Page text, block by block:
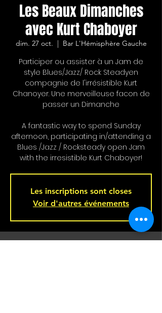
Les Beaux Dimanches
avec Kurt Chaboyer
dim. 27 oct. Bar L'Hémisphère Gauche
Participer ou assister à un Jam de
style Blues/Jazz/ Rock Steadyen
compagnie de l'irrésistible Kurt
Chanoyer. Une merveilleuse facon de
passer un Dimanche
A fantastic way to spend Sunday
afternoon, participating in/attending a
Blues /Jazz / Rocksteady open Jam
with the irresistible Kurt Chaboyer!
Les inscriptions sont closes
Voir d'autres événements